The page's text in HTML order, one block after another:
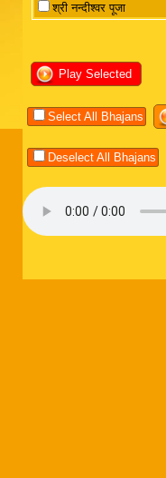
श्री नन्दीश्वर पूजा
Select All Bhajans
Deselect All Bhajans